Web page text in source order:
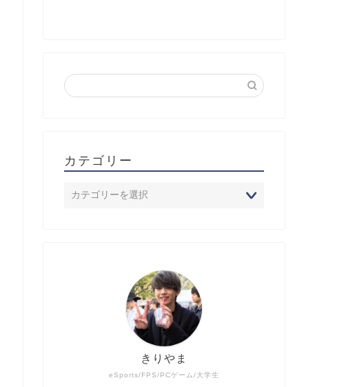
カテゴリー
eSports/FPS/PCゲーム/大学生
きりやま